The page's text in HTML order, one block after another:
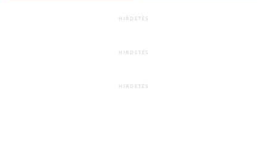
HIRDETÉS
HIRDETÉS
HIRDETÉS